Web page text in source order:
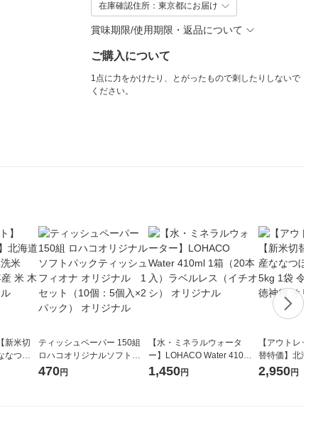
在庫確認住所：東京都にお届け
賞味期限/使用期限・返品について
ご購入について
1点に力をかけたり、とがったもので刺したりしないで
ください。
新米切
なつぼ
和7年産
ティッシュペーパー 150組
ロハコオリジナルソフトパ
ックティッシュ フィオナ オ
470円
【水・ミネラルウォータ
ー】LOHACO Water 410ml
1箱（20本入）ラベルレス
1,450円
【アウトレッ
替特価】北海
し 精白米 5kg
2,950円